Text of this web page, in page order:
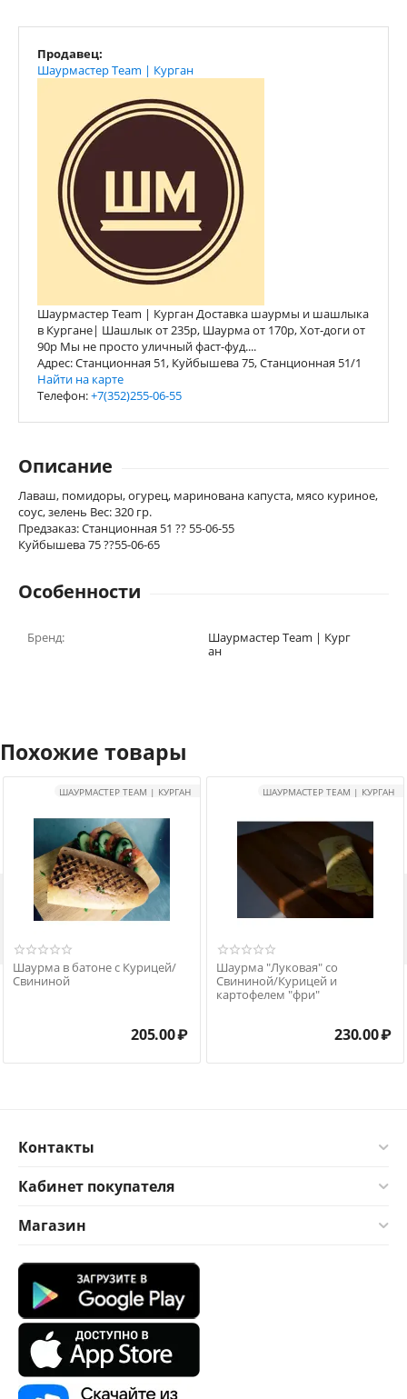
Продавец:
Шаурмастер Team | Курган
Шаурмастер Team | Курган Доставка шаурмы и шашлыка
в Кургане| Шашлык от 235р, Шаурма от 170р, Хот-доги от
90р Мы не просто уличный фаст-фуд....
Адрес: Станционная 51, Куйбышева 75, Станционная 51/1
Найти на карте
Телефон:+7(352)255-06-55
Описание
Лаваш, помидоры, огурец, маринована капуста, мясо куриное,
соус, зелень Вес: 320 гр.
Предзаказ: Станционная 51 ?? 55-06-55
Куйбышева 75 ??55-06-65
Особенности
Бренд:
Шаурмастер Team | Кург
ан
Похожие товары
ШАУРМАСТЕР TEAM | КУРГАН
Шаурма в батоне с Курицей/
Свининой
205.00₽
ШАУРМАСТЕР TEAM | КУРГАН
Шаурма "Луковая" со
Свининой/Курицей и
картофелем "фри"
230.00₽
Контакты
Кабинет покупателя
Магазин